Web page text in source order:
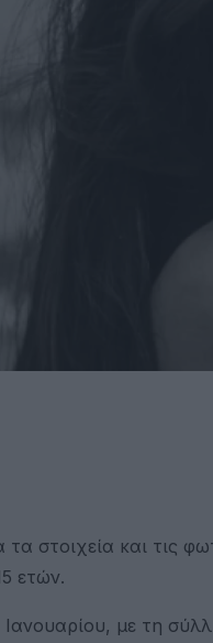
στοιχεία και τις
ετών.
με τη